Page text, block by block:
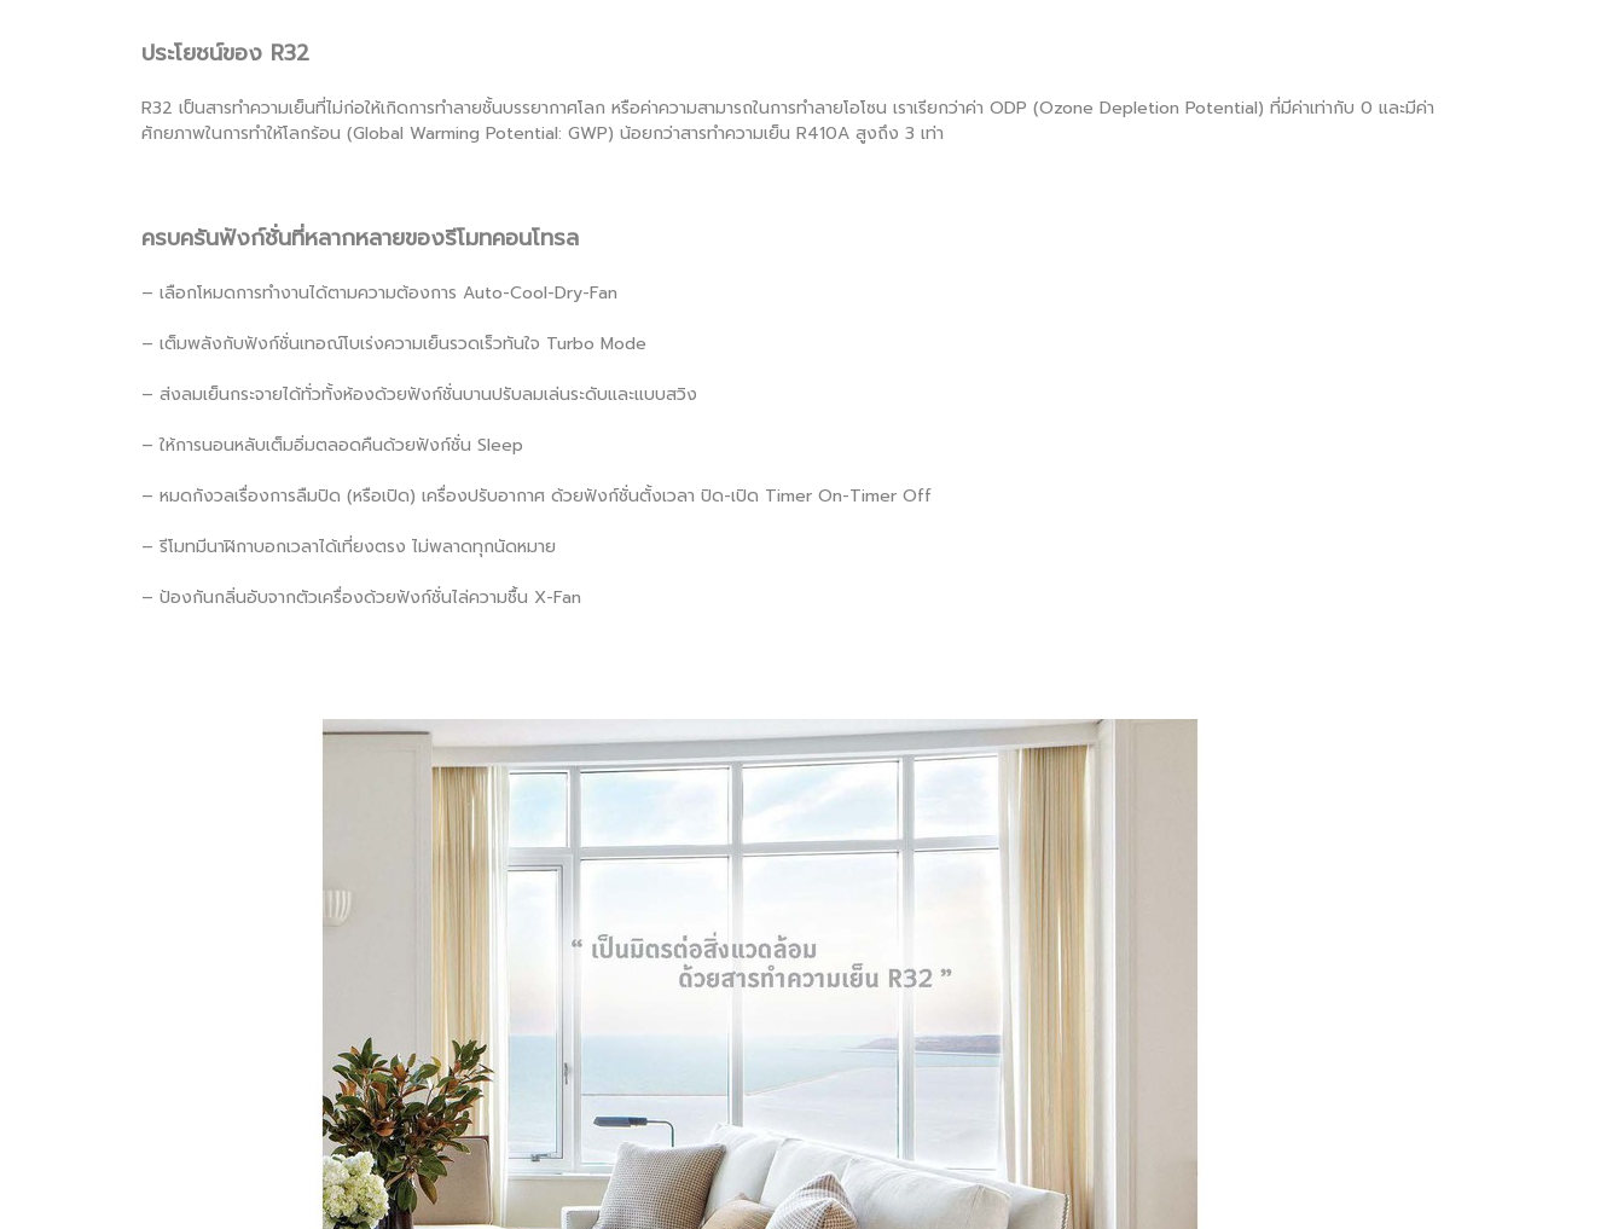
ประโยชน์ของ R32
R32 เป็นสารทำความเย็นที่ไม่ก่อให้เกิดการทำลายชั้นบรรยากาศโลก หรือค่าความสามารถในการทำลายโอโซน เราเรียกว่าค่า ODP (Ozone Depletion Potential) ที่มีค่าเท่ากับ 0 และมีค่า
ศักยภาพในการทำให้โลกร้อน (Global Warming Potential: GWP) น้อยกว่าสารทำความเย็น R410A สูงถึง 3 เท่า
ครบครันฟังก์ชั่นที่หลากหลายของรีโมทคอนโทรล
– เลือกโหมดการทำงานได้ตามความต้องการ Auto-Cool-Dry-Fan
– เต็มพลังกับฟังก์ชั่นเทอณ์โบเร่งความเย็นรวดเร็วทันใจ Turbo Mode
– ส่งลมเย็นกระจายได้ทั่วทั้งห้องด้วยฟังก์ชั่นบานปรับลมเล่นระดับและแบบสวิง
– ให้การนอนหลับเต็มอิ่มตลอดคืนด้วยฟังก์ชั่น Sleep
– หมดกังวลเรื่องการลืมปิด (หรือเปิด) เครื่องปรับอากาศ ด้วยฟังก์ชั่นตั้งเวลา ปิด-เปิด Timer On-Timer Off
– รีโมทมีนาฬิกาบอกเวลาได้เที่ยงตรง ไม่พลาดทุกนัดหมาย
– ป้องกันกลิ่นอับจากตัวเครื่องด้วยฟังก์ชั่นไล่ความชื้น X-Fan